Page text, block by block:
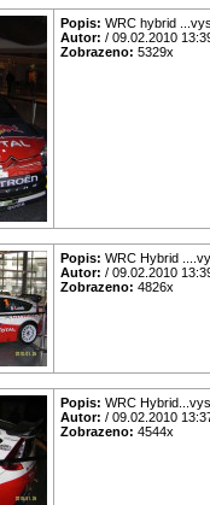
Popis: WRC hybrid
Autor: / 09.02.2010
Zobrazeno: 5329x
Popis: WRC Hybrid
Autor: / 09.02.2010
Zobrazeno: 4826x
Popis: WRC
Autor: / 09.02.2010
Zobrazeno: 4544x